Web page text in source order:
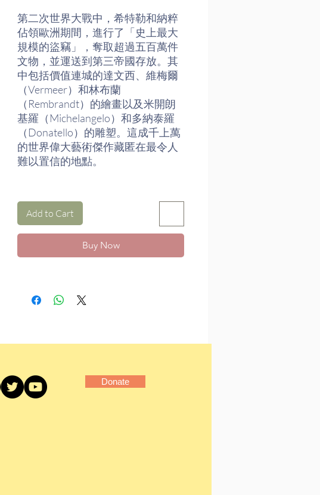
第二次世界大戰中，希特勒和納粹
佔領歐洲期間，進行了「史上最大
規模的盜竊」，奪取超過五百萬件
文物，並運送到第三帝國存放。其
中包括價值連城的達文西、維梅爾
（Vermeer）和林布蘭
（Rembrandt）的繪畫以及米開朗
基羅（Michelangelo）和多納泰羅
（Donatello）的雕塑。這成千上萬
的世界偉大藝術傑作藏匿在最令人
難以置信的地點。
沒有機關槍與坦克；但是，他們不
僅具有遠見，了解什麼是偉大文化
和藝術文明成就的最大威脅，甚至
還親身投入戰場，奉獻一己之力，
與時間賽跑，領導西方盟軍，展開
不可思議且離奇的故事。他們是
羅伯特M．艾德塞爾（Robert M.
Edsel, 1956-），紐約時報非小說類
Add to Cart
Buy Now
Donate